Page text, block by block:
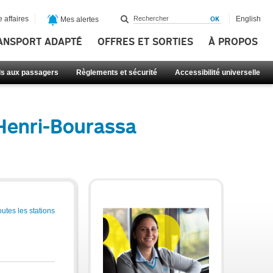
ADAPTÉ OFFRES ET SORTIES À PROPOS
aux passagers Règlements et sécurité Accessibilité universelle
affaires Mes alertes English
Bourassa
les stations